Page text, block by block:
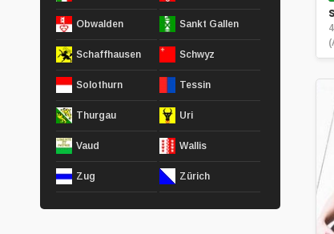
Obwalden Sankt Gallen
Schaffhausen Schwyz
Solothurn Tessin
Thurgau Uri
Vaud Wallis
Zug Zürich